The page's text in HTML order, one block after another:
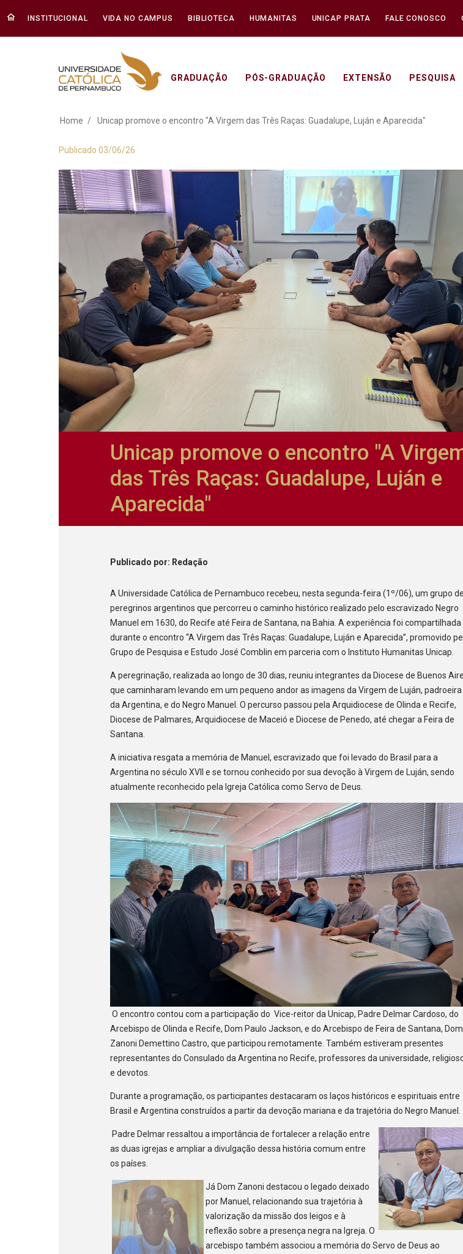
INSTITUCIONAL VIDA NO CAMPUS BIBLIOTECA HUMANITAS UNICAP PRATA FALE CONOSCO
GRADUAÇÃO PÓS-GRADUAÇÃO EXTENSÃO PESQUISA
Unicap promove o encontro "A
Home Unicap promove o encontro "A Virgem das Três Raças: Guadalupe, Luján e Aparecida"
Publicado 03/06/26
Unicap promove o encontro "A
das Três Raças: Guadalupe, Luján e
Aparecida"
Publicado por: Redação
A Universidade Católica de Pernambuco recebeu, nesta segunda-feira (1º/06), um grupo de
peregrinos argentinos que percorreu o caminho histórico realizado pelo escravizado Negro
Manuel em 1630, do Recife até Feira de Santana, na Bahia. A experiência foi compartilhada
durante o encontro “A Virgem das Três Raças: Guadalupe, Luján e Aparecida”, promovido
Grupo de Pesquisa e Estudo José Comblin em parceria com o Instituto Humanitas Unicap.
A peregrinação, realizada ao longo de 30 dias, reuniu integrantes da Diocese de Buenos
que caminharam levando em um pequeno andor as imagens da Virgem de Luján, padroeira
da Argentina, e do Negro Manuel. O percurso passou pela Arquidiocese de Olinda e Recife,
Diocese de Palmares, Arquidiocese de Maceió e Diocese de Penedo, até chegar a Feira de
Santana.
A iniciativa resgata a memória de Manuel, escravizado que foi levado do Brasil para a
Argentina no século XVII e se tornou conhecido por sua devoção à Virgem de Luján, sendo
atualmente reconhecido pela Igreja Católica como Servo de Deus.
O encontro contou com a participação do Vice-reitor da Unicap, Padre Delmar Cardoso, do
Arcebispo de Olinda e Recife, Dom Paulo Jackson, e do Arcebispo de Feira de Santana, Dom
Zanoni Demettino Castro, que participou remotamente. Também estiveram presentes
representantes do Consulado da Argentina no Recife, professores da universidade,
e devotos.
Durante a programação, os participantes destacaram os laços históricos e espirituais entre
Brasil e Argentina construídos a partir da devoção mariana e da trajetória do Negro Manuel.
Padre Delmar ressaltou a importância de fortalecer a relação entre
as duas igrejas e ampliar a divulgação dessa história comum entre
os países.
Já Dom Zanoni destacou o legado deixado
por Manuel, relacionando sua trajetória à
valorização da missão dos leigos e à
reflexão sobre a presença negra na Igreja. O
arcebispo também associou a memória do Servo de Deus ao